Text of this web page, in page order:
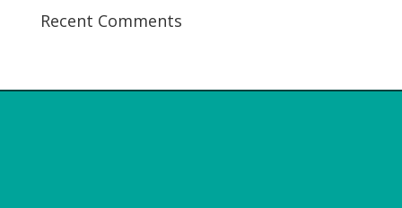
Recent Comments